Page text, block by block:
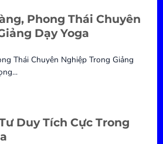
Phong Thái Chuyên
Dạy Yoga
Thái Chuyên Nghiệp Trong Giảng
Duy Tích Cực Trong